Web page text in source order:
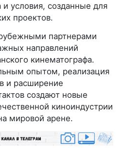
условия, созданные для
проектов.
партнерами
направлений
кинематографа.
опытом, реализация
и расширение
создают новые
киноиндустрии
мировой арене.